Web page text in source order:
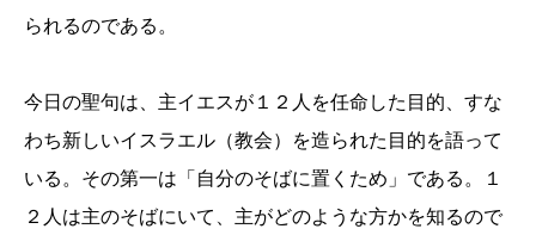
られるのである。
今日の聖句は、主イエスが１２人を任命した目的、すな
わち新しいイスラエル（教会）を造られた目的を語って
いる。その第一は「自分のそばに置くため」である。１
２人は主のそばにいて、主がどのような方かを知るので